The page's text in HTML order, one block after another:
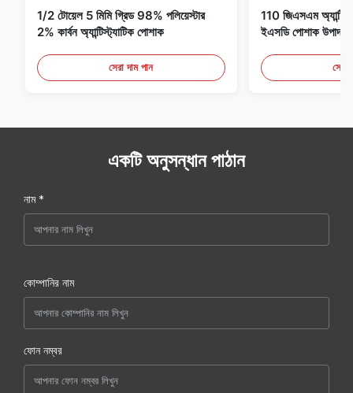
1/2 টোয়েল 5 মিমি গ্রিড 98% পলিয়েস্টার
2% কার্বন অ্যান্টিস্ট্যাটিক পোশাক
সেরা দাম পান
110 জিএসএম অ্যান্টি
ইএসডি পোশাক উপাদান
সেরা
একটি অনুসন্ধান পাঠান
নাম *
কোম্পানির নাম
ফোন নম্বর